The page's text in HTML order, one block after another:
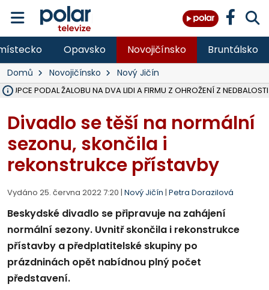
Opavsko Novojičínsko Bruntálsko
Domů Novojičínsko Nový Jičín
PODAL ŽALOBU NA DVA LIDI A FIRMU Z OHROŽENÍ Z NEDBALOSTI
Divadlo se těší na normální
sezonu, skončila i
rekonstrukce přístavby
Vydáno 25. června 2022 7:20 | Nový Jičín | Petra Dorazilová
Beskydské divadlo se připravuje na zahájení
normální sezony. Uvnitř skončila i rekonstrukce
přístavby a předplatitelské skupiny po
prázdninách opět nabídnou plný počet
představení.